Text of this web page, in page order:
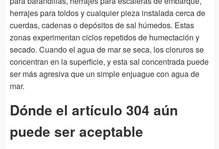
herrajes para toldos y cualquier pieza instalada cerca de
cuerdas, cadenas o depósitos de sal húmedos. Estas
zonas experimentan ciclos repetidos de humectación y
secado. Cuando el agua de mar se seca, los cloruros se
concentran en la superficie, y esta sal concentrada puede
ser más agresiva que un simple enjuague con agua de
mar.
Dónde el artículo 304 aún
puede ser aceptable